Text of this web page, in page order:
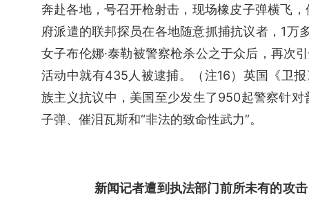
奔赴各地，号召开枪射击，现场橡皮子弹横飞
府派遣的联邦探员在各地随意抓捕抗议者，1
女子布伦娜·泰勒被警察枪杀公之于众后，再次
活动中就有435人被逮捕。（注16）英国《卫
族主义抗议中，美国至少发生了950起警察针
子弹、催泪瓦斯和“非法的致命性武力”。
新闻记者遭到执法部门前所未有的攻